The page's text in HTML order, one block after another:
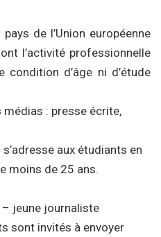
de l’Union européenne
l’activité professionnelle
condition d’âge ni d’étude
médias : presse écrite,
aux étudiants en
moins de 25 ans.
jeune journaliste
sont invités à envoyer